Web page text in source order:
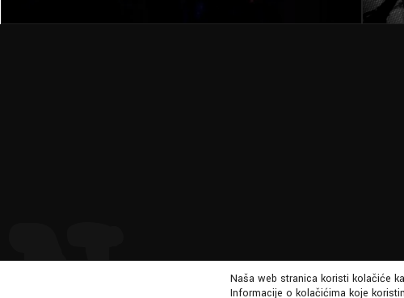
Naša web stranica koristi kolačiće
Informacije o kolačićima koje